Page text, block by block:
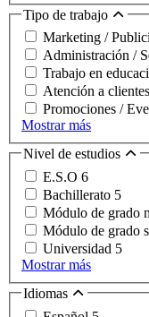
Tipo de trabajo
Marketing /
Administración /
Trabajo en
Atención a clientes
Promociones /
Mostrar más
Nivel de estudios
E.S.O 6
Bachillerato 5
Módulo de grado
Módulo de grado
Universidad 5
Mostrar más
Idiomas